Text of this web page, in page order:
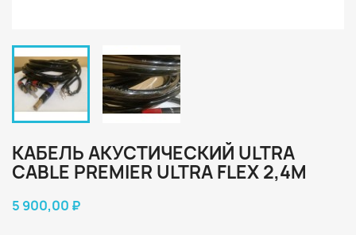
КАБЕЛЬ АКУСТИЧЕСКИЙ ULTRA
CABLE PREMIER ULTRA FLEX 2,4M
5 900,00 ₽